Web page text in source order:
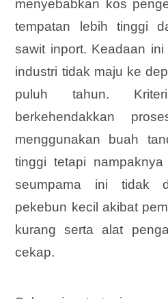
menyebabkan kos
tempatan lebih tinggi
sawit inport. Keadaan
industri tidak maju ke
puluh tahun.
berkehendakkan
menggunakan buah
tinggi tetapi
seumpama ini tidak
pekebun kecil akibat
kurang serta alat
cekap.